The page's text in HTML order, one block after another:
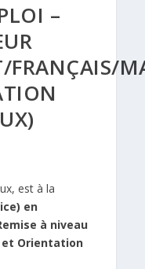
–
FRANÇAIS/
est à la
en
à niveau
et Orientation